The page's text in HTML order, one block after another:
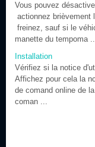
Vous pouvez
actionnez brièvement
freinez, sauf si le
manette du tempoma
Installation
Vérifiez si la notice
Affichez pour cela la
de comand online de
coman ...